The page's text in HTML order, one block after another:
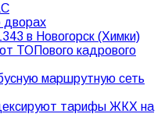
дворах
в Новогорск (Химки)
кадрового
маршрутную сеть
тарифы ЖКХ на